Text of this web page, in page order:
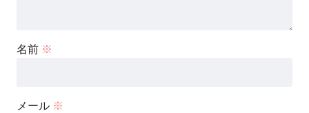
名前 ※
メール ※